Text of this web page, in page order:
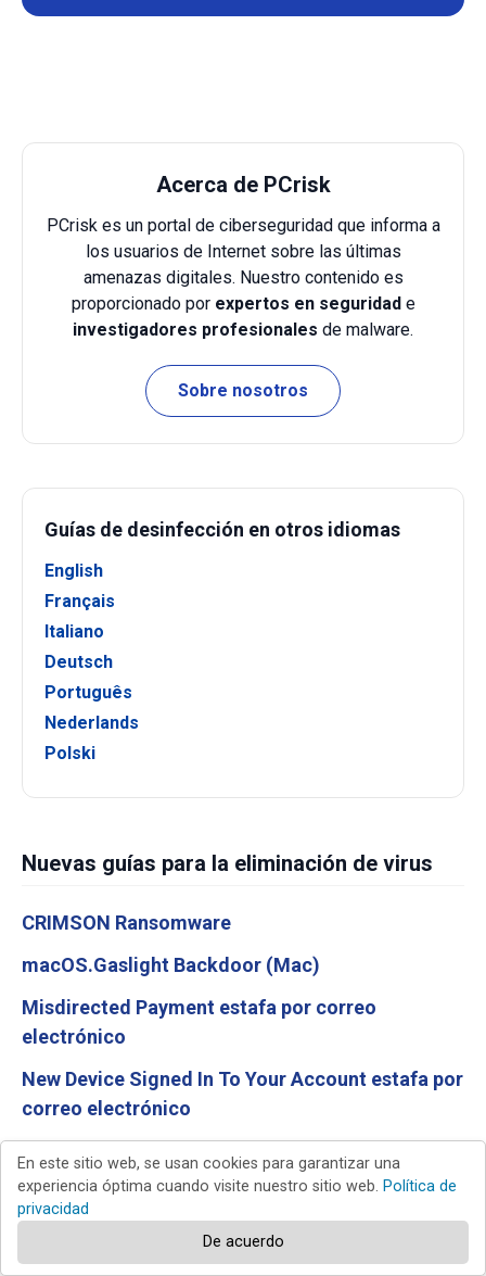
Acerca de PCrisk
PCrisk es un portal de ciberseguridad que informa a
los usuarios de Internet sobre las últimas
amenazas digitales. Nuestro contenido es
proporcionado por expertos en seguridade
investigadores profesionales de malware.
Sobre nosotros
Guías de desinfección en otros idiomas
English
Français
Italiano
Deutsch
Português
Nederlands
Polski
Nuevas guías para la eliminación de virus
CRIMSON Ransomware
macOS.Gaslight Backdoor (Mac)
Misdirected Payment estafa por correo
electrónico
New Device Signed In To Your Account estafa por
correo electrónico
Top de guías para la eliminación de virus
En este sitio web, se usan cookies para garantizar una
experiencia óptima cuando visite nuestro sitio web. Política de
privacidad
De acuerdo